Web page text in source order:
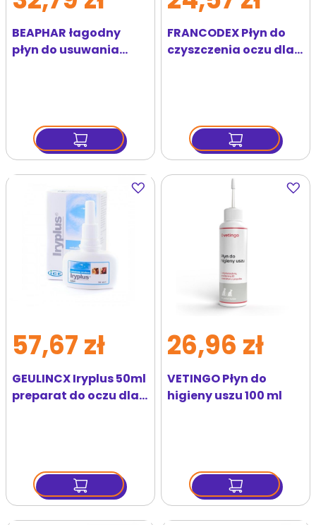
BEAPHAR łagodny
płyn do usuwania
FRANCODEX Płyn do
czyszczenia oczu dla
Dodaj
do
GEULINCX Iryplus 50ml
preparat do oczu dla
57,67 zł
Dodaj
do
VETINGO Płyn do
higieny uszu 100 ml
26,96 zł